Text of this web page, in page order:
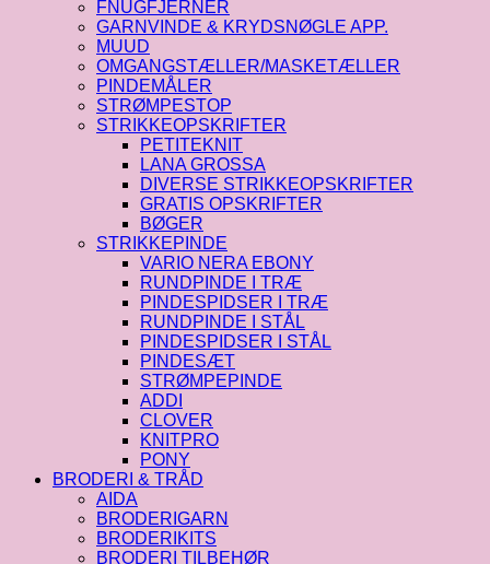
FNUGFJERNER
GARNVINDE & KRYDSNØGLE APP.
MUUD
OMGANGSTÆLLER/MASKETÆLLER
PINDEMÅLER
STRØMPESTOP
STRIKKEOPSKRIFTER
PETITEKNIT
LANA GROSSA
DIVERSE STRIKKEOPSKRIFTER
GRATIS OPSKRIFTER
BØGER
STRIKKEPINDE
VARIO NERA EBONY
RUNDPINDE I TRÆ
PINDESPIDSER I TRÆ
RUNDPINDE I STÅL
PINDESPIDSER I STÅL
PINDESÆT
STRØMPEPINDE
ADDI
CLOVER
KNITPRO
PONY
BRODERI & TRÅD
AIDA
BRODERIGARN
BRODERIKITS
BRODERI TILBEHØR